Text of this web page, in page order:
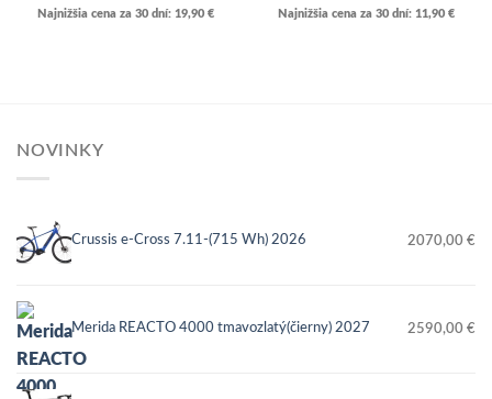
cena
cena
Najnižšia cena za 30 dní: 19,90 €
cena
cena
Najnižšia cena za 30 dní: 11,90 €
NOVINKY
Crussis e-Cross 7.11-(715 Wh) 2026 2070,00 €
Merida REACTO 4000 tmavozlatý(čierny) 2027 2590,00 €